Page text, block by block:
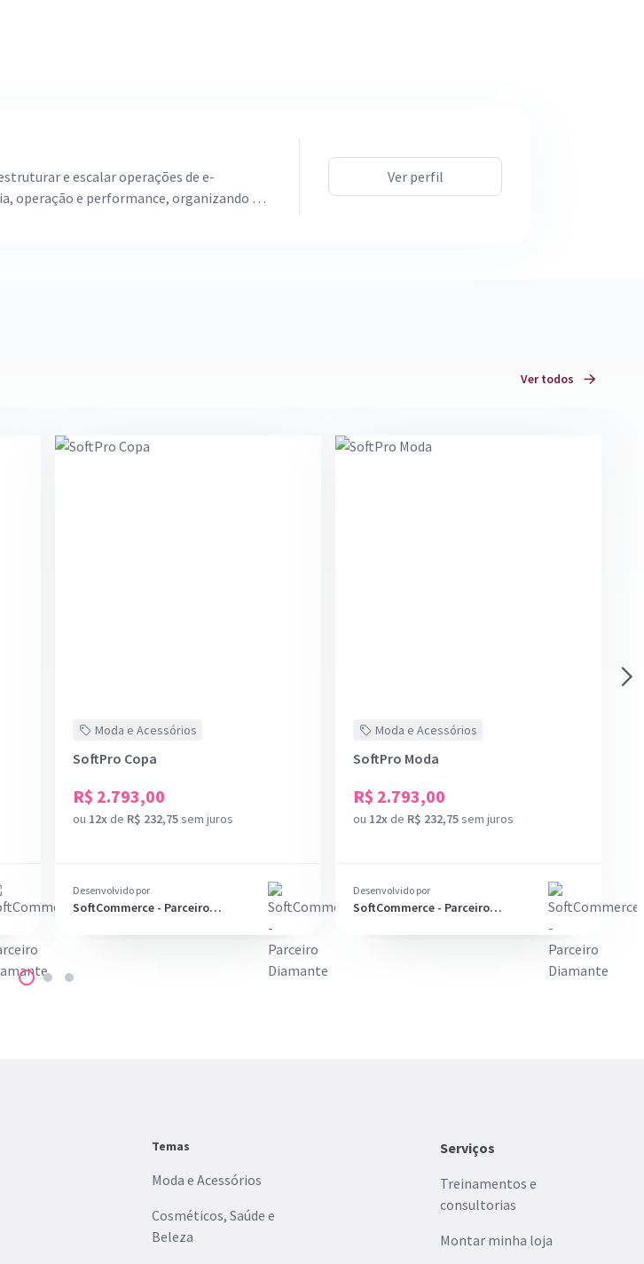
e escalar operações de e-
operação e performance, organizando o
Ver perfil
Ver todos
Moda e Acessórios
SoftPro Copa
R$ 2.793,00
ou 12x de R$ 232,75sem juros
Desenvolvido por
SoftCommerce - Parceiro
Moda e Acessórios
SoftPro Moda
R$ 2.793,00
ou 12x de R$ 232,75sem juros
Desenvolvido por
SoftCommerce - Parceiro
Temas
Moda e Acessórios
Cosméticos, Saúde e
Beleza
Serviços
Treinamentos e
consultorias
Montar minha loja